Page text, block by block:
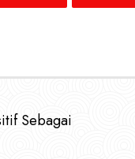
Sebagai